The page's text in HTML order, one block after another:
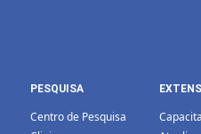
PESQUISA
Centro de Pesquisa